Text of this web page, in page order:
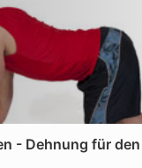
- Dehnung für den